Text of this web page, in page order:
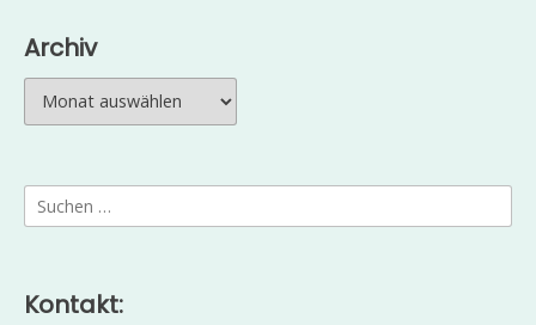
Archiv
Archiv
Suchen
nach:
Kontakt: